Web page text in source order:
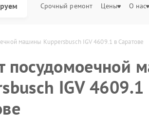
Срочный ремонт Цены О нас
машины Kuppersbusch IGV 4609.1 в Саратове
посудомоечной
IGV 4609.1